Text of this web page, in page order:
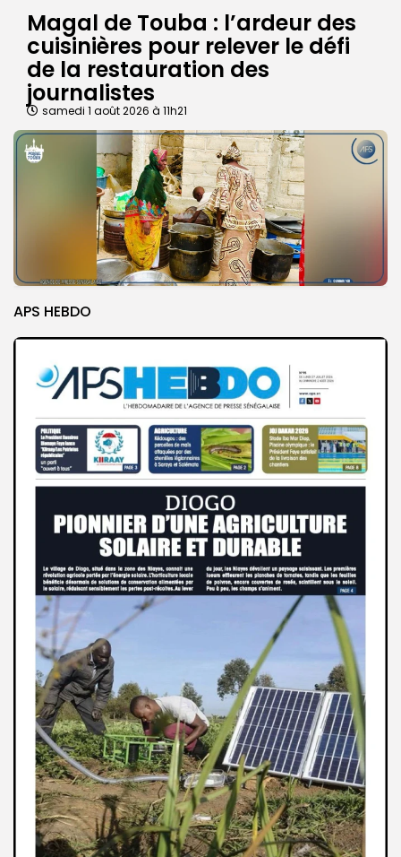
Magal de Touba : l’ardeur des
cuisinières pour relever le défi
de la restauration des
journalistes
samedi 1 août 2026 à 11h21
APS HEBDO